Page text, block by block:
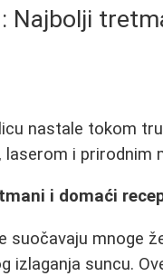
Najbolji
nastale tokom
i prirodnim
i domaći
suočavaju mnoge
izlaganja suncu.